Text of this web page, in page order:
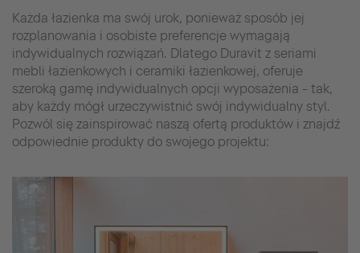
Każda łazienka ma swój urok, ponieważ sposób jej
rozplanowania i osobiste preferencje wymagają
indywidualnych rozwiązań. Dlatego Duravit z seriami
mebli łazienkowych i ceramiki łazienkowej, oferuje
szeroką gamę indywidualnych opcji wyposażenia - tak,
aby każdy mógł urzeczywistnić swój indywidualny styl.
Pozwól się zainspirować naszą ofertą produktów i znajdź
odpowiednie produkty do swojego projektu: